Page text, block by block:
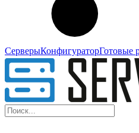
СерверыКонфигураторГотовые